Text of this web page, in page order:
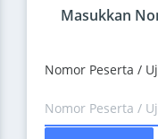
Masukkan
Nomor Peserta /